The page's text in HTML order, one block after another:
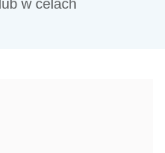
w celach